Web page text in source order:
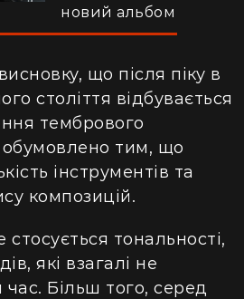
новий альбом
що після піку в
століття відбувається
тембрового
обумовлено тим, що
інструментів та
композицій.
тональності,
які взагалі не
Більш того, серед